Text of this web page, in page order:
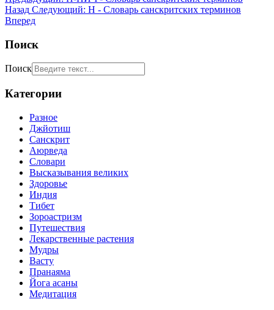
Назад Следующий: Н - Словарь санскритских терминов
Вперед
Поиск
Поиск
Категории
Разное
Джйотиш
Санскрит
Аюрведа
Словари
Высказывания великих
Здоровье
Индия
Тибет
Зороастризм
Путешествия
Лекарственные растения
Мудры
Васту
Пранаяма
Йога асаны
Медитация